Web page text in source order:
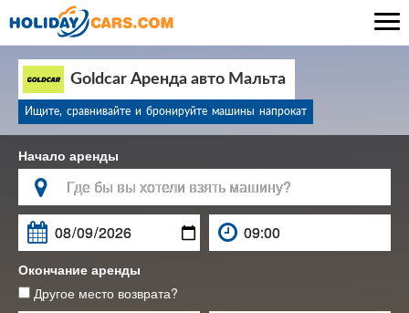
Goldcar Аренда авто Мальта
Ищите, сравнивайте и бронируйте машины напрокат
Начало аренды


Окончание аренды
Другое место возврата?